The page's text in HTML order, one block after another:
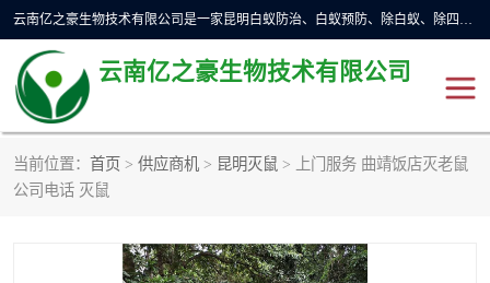
云南亿之豪生物技术有限公司是一家昆明白蚁防治、白蚁预防、除白蚁、除四害、灭蟑螂、消毒等业务的公司，公司致力于诚信经营、科技良好、讲究信誉、造福社会的理念，坚持走技术化、服务统一化,竭诚以优良的施工质量、主动的跟进服务、的管理经验，以诚信取于社会，立足于社会。
云南亿之豪生物技术有限公司
当前位置： 首页 > 供应商机 > 昆明灭鼠 > 上门服务 曲靖饭店灭老鼠
公司电话 灭鼠
昆明灭鼠
昆明杀虫